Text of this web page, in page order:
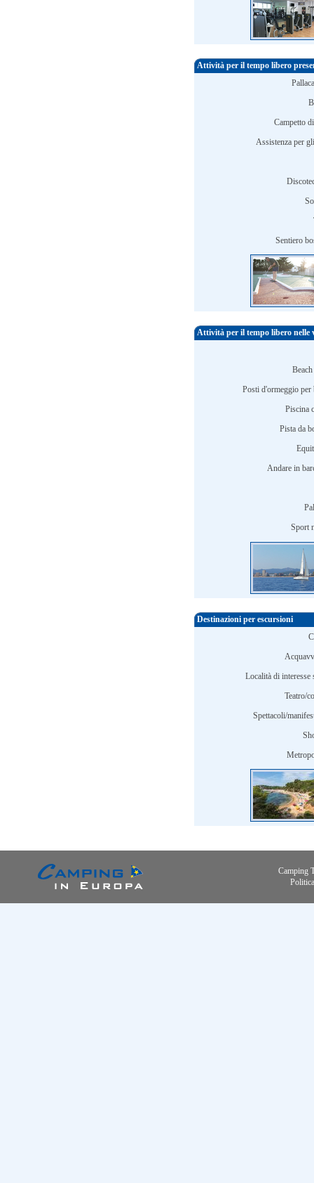
Attività per il tempo libero
Campetto
Assistenza per
Sentiero
Attività per il tempo libero nelle
Posti d'ormeggio per
Piscina
Pista da
Andare in
Sport
Destinazioni per escursioni
Località di interesse
Teatro/
Spettacoli/
Camping